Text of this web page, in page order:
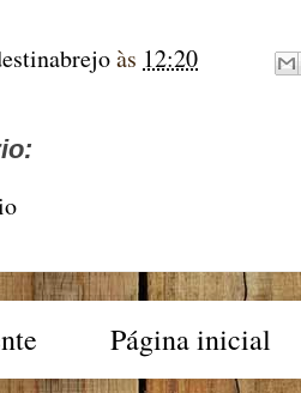
às 12:20
Página inicial